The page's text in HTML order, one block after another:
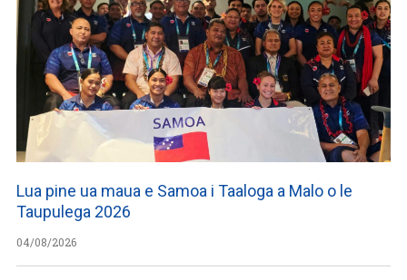
Lua pine ua maua e Samoa i Taaloga a Malo o le
Taupulega 2026
04/08/2026